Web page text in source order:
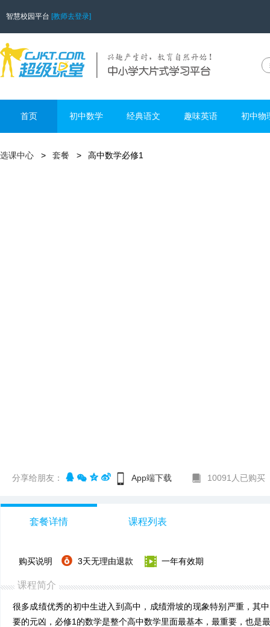
智慧校园平台 [教师去登录]
首页 初中数学 经典语文 趣味英语 初中物
选课中心 套餐 高中数学必修1
分享给朋友： App端下载 10091人已购买
套餐详情 课程列表
购买说明 3天无理由退款 一年有效期
课程简介
很多成绩优秀的初中生进入到高中，成绩滑坡的现象特别严重，其
要的元凶，必修1的数学是整个高中数学里面最基本，最重要，也是